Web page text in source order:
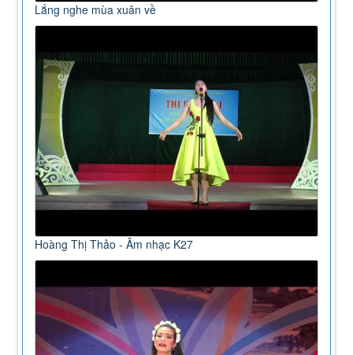
Lắng nghe mùa xuân về
Hoàng Thị Thảo - Âm nhạc K27